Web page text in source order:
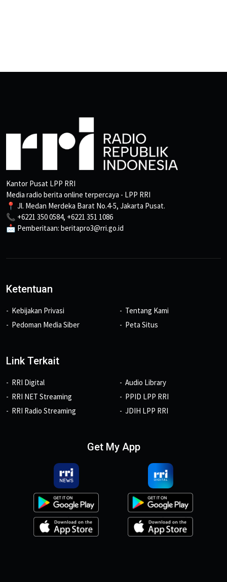
Kantor Pusat LPP RRI
Media radio berita online terpercaya - LPP RRI
📍 Jl. Medan Merdeka Barat No.4-5, Jakarta Pusat.
📞 +6221 350 0584, +6221 351 1086
📩 Pemberitaan: beritapro3@rri.go.id
Ketentuan
Kebijakan Privasi
Pedoman Media Siber
Tentang Kami
Peta Situs
Link Terkait
RRI Digital
RRI NET Streaming
RRI Radio Streaming
Audio Library
PPID LPP RRI
JDIH LPP RRI
Get My App